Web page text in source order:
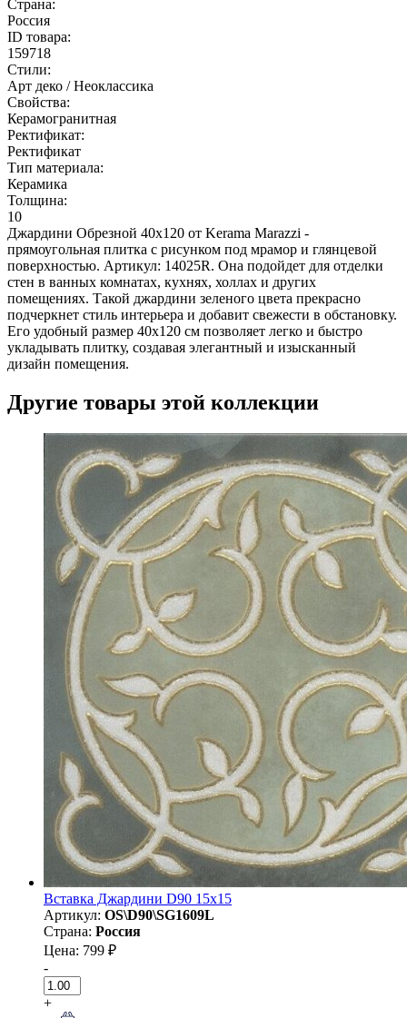
Страна:
Россия
ID товара:
159718
Стили:
Арт деко / Неоклассика
Свойства:
Керамогранитная
Ректификат:
Ректификат
Тип материала:
Керамика
Толщина:
10
Джардини Обрезной 40х120 от Kerama Marazzi -
прямоугольная плитка с рисунком под мрамор и глянцевой
поверхностью. Артикул: 14025R. Она подойдет для отделки
стен в ванных комнатах, кухнях, холлах и других
помещениях. Такой джардини зеленого цвета прекрасно
подчеркнет стиль интерьера и добавит свежести в обстановку.
Его удобный размер 40х120 см позволяет легко и быстро
укладывать плитку, создавая элегантный и изысканный
дизайн помещения.
Другие товары этой коллекции
Вставка Джардини D90 15х15
Артикул: OS\D90\SG1609L
Страна: Россия
Цена: 799 ₽
-
+